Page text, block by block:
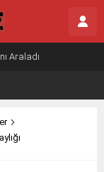
Araladı